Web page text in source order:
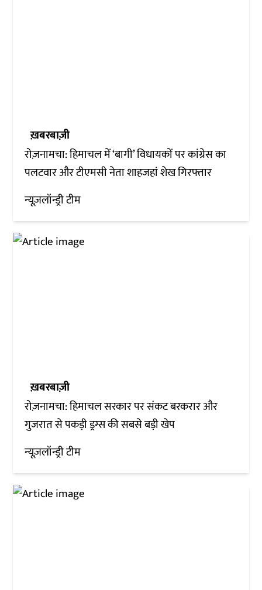
ख़बरबाज़ी
रोज़नामचा: हिमाचल में ‘बागी’ विधायकों पर कांग्रेस का
पलटवार और टीएमसी नेता शाहजहां शेख गिरफ्तार
न्यूज़लॉन्ड्री टीम
ख़बरबाज़ी
रोज़नामचा: हिमाचल सरकार पर संकट बरकरार और
गुजरात से पकड़ी ड्रग्स की सबसे बड़ी खेप
न्यूज़लॉन्ड्री टीम